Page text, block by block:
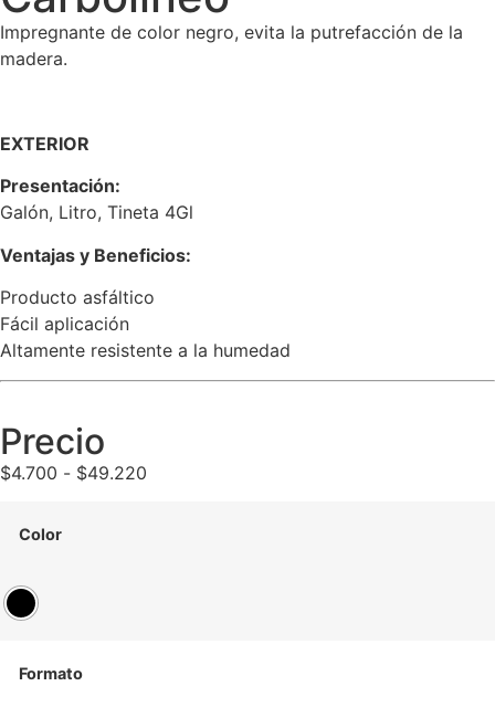
Impregnante de color negro, evita la putrefacción de la
madera.
EXTERIOR
Presentación:
Galón, Litro, Tineta 4Gl
Ventajas y Beneficios:
Producto asfáltico
Fácil aplicación
Altamente resistente a la humedad
Precio
$4.700 - $49.220
Color
Formato